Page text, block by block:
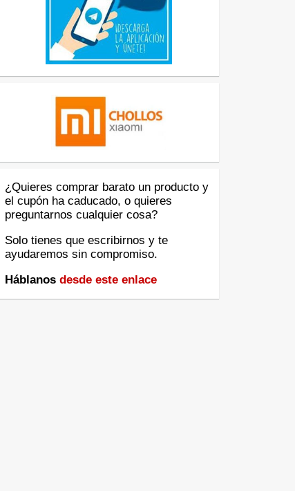
¿Quieres comprar barato un producto y
el cupón ha caducado, o quieres
preguntarnos cualquier cosa?
Solo tienes que escribirnos y te
ayudaremos sin compromiso.
Háblanos desde este enlace